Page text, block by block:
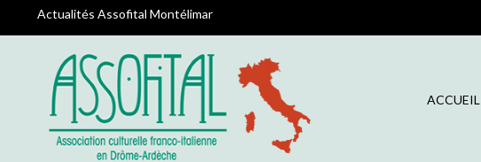
Actualités Assofital Montélimar
ACCUEIL